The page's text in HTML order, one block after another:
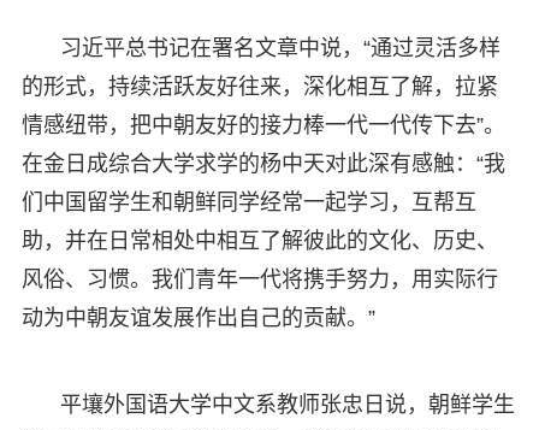
习近平总书记在署名文章中说，“通过灵活多样
的形式，持续活跃友好往来，深化相互了解，拉紧
情感纽带，把中朝友好的接力棒一代一代传下去”。
在金日成综合大学求学的杨中天对此深有感触：“我
们中国留学生和朝鲜同学经常一起学习，互帮互
助，并在日常相处中相互了解彼此的文化、历史、
风俗、习惯。我们青年一代将携手努力，用实际行
动为中朝友谊发展作出自己的贡献。”
平壤外国语大学中文系教师张忠日说，朝鲜学生